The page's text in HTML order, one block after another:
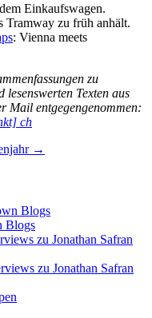
Einkaufswagen.
Tramway zu früh anhält.
: Vienna meets
zu
lesenswerten Texten aus
Mail entgegengenommen:
ch
→
Blogs
Blogs
zu Jonathan Safran
zu Jonathan Safran